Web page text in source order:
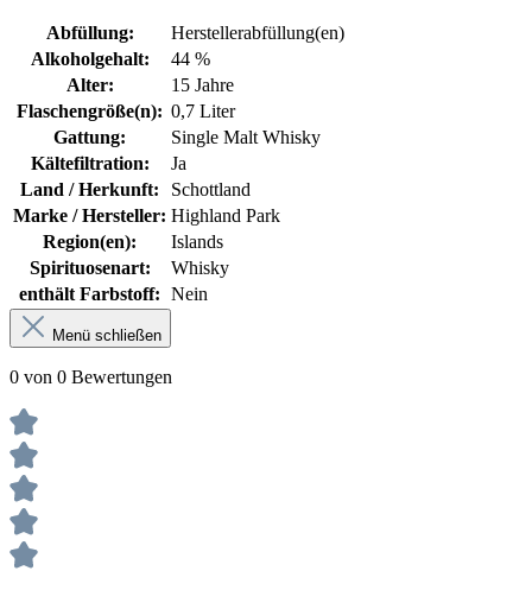
Abfüllung:
Herstellerabfüllung(en)
Alkoholgehalt:
44 %
Alter:
15 Jahre
Flaschengröße(n): 0,7 Liter
Gattung:
Single Malt Whisky
Kältefiltration:
Ja
Land / Herkunft:
Schottland
Marke / Hersteller: Highland Park
Region(en):
Islands
Spirituosenart:
Whisky
enthält Farbstoff: Nein
Menü schließen
0 von 0 Bewertungen